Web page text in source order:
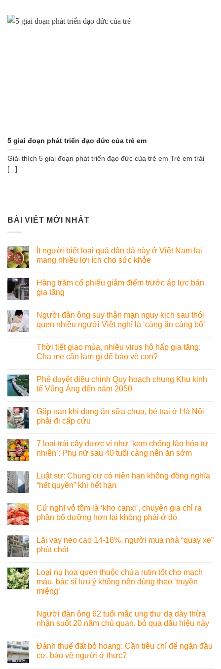
5 giai đoạn phát triển đạo đức của trẻ em
Giải thích 5 giai đoạn phát triển đạo đức của trẻ em Trẻ em trải
[...]
BÀI VIẾT MỚI NHẤT
Ít người biết loại quả dân dã này ở Việt Nam lại
mang nhiều lợi ích cho sức khỏe
Hàng trăm cổ phiếu giảm điểm trước áp lực bán
gia tăng
Người đàn ông suy thận mạn nguy kịch sau thói
quen nhiều người Việt nghĩ là ‘càng ăn càng bổ’
Thời tiết giao mùa, nhiều virus hô hấp gia tăng:
Cha mẹ cần làm gì để bảo vệ con?
Phê duyệt điều chỉnh Quy hoạch chung Khu kinh
tế Vũng Áng đến năm 2050
Gặp nạn khi đang ăn sữa chua, bé trai ở Hà Nội
phải đi cấp cứu
7 loại trái cây được ví như ‘kem chống lão hóa tự
nhiên’: Phụ nữ sau 40 tuổi càng nên ăn sớm
Luật sư: Chung cư có niên hạn không đồng nghĩa
“hết quyền” khi hết hạn
Cứ nghĩ vỏ tôm là ‘kho canxi’, chuyên gia chỉ ra
phần bổ dưỡng hơn lại không phải ở đó
Lãi vay neo cao 14-16%, người mua nhà “quay xe”
phút chót
Loại nụ hoa quen thuộc chứa rutin tốt cho mạch
máu, bác sĩ lưu ý không nên dùng theo ‘truyền
miệng’
Người đàn ông 62 tuổi mắc ung thư dạ dày thừa
nhận suốt 20 năm chủ quan, bỏ qua dấu hiệu này
Đánh thuế đất bỏ hoang: Cần tiêu chí để ngăn đầu
cơ, bảo vệ người ở thực?